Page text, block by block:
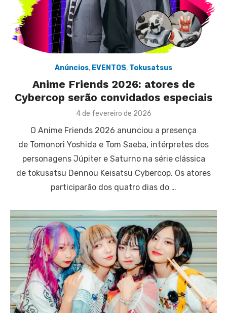
Anúncios, EVENTOS, Tokusatsus
Anime Friends 2026: atores de
Cybercop serão convidados especiais
Posted
4 de fevereiro de 2026
O Anime Friends 2026 anunciou a presença
de Tomonori Yoshida e Tom Saeba, intérpretes dos
personagens Júpiter e Saturno na série clássica
de tokusatsu Dennou Keisatsu Cybercop. Os atores
participarão dos quatro dias do …